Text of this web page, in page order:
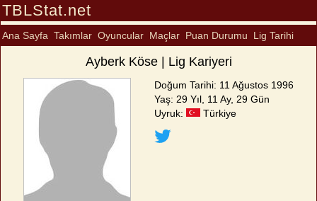
TBLStat.net
Ana Sayfa Takımlar Oyuncular Maçlar Puan Durumu Lig Tarihi
Ayberk Köse | Lig Kariyeri
Doğum Tarihi: 11 Ağustos 1996
Yaş: 29 Yıl, 11 Ay, 29 Gün
Uyruk:
Türkiye